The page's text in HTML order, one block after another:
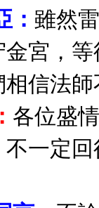
雖然
宮，
相信法
各位盛
一定